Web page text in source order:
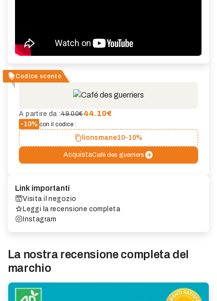
Codice sconto
A partire da :49.00€44.10€
-10% con il codice :
lionsmane10-10%
AcquistaCafé des guerriers
Link importanti
Visita il negozio
Leggi la recensione completa
Instagram
La nostra recensione completa del
marchio